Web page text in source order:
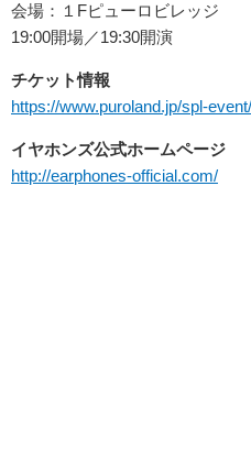
会場：１Fピューロビレッジ
19:00開場／19:30開演
チケット情報
https://www.puroland.jp/spl-
イヤホンズ公式ホームページ
http://earphones-official.com/